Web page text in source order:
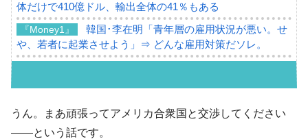
体だけで410億ドル、輸出全体の41％もある
『Money1』
韓国･李在明「青年層の雇用状況が悪い。せ
や、若者に起業させよう」⇒ どんな雇用対策だソレ。
韓国「ここは北朝鮮なのか。選管がサーバ
ーにウソのデータを入力したのは明白だ」
うん。まあ頑張ってアメリカ合衆国と交渉してください
――という話です。